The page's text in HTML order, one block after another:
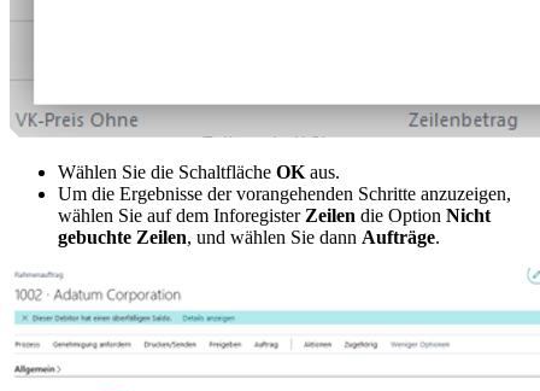
Wählen Sie die Schaltfläche OK aus.
Um die Ergebnisse der vorangehenden Schritte anzuzeigen,
wählen Sie auf dem Inforegister Zeilen die Option Nicht
gebuchte Zeilen, und wählen Sie dann Aufträge.